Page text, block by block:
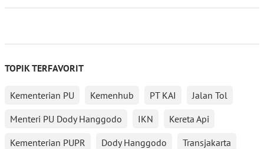
TOPIK TERFAVORIT
Kementerian PU Kemenhub PT KAI
Jalan Tol
Menteri PU Dody Hanggodo
IKN
Kereta Api
Kementerian PUPR
Dody Hanggodo
Transjakarta